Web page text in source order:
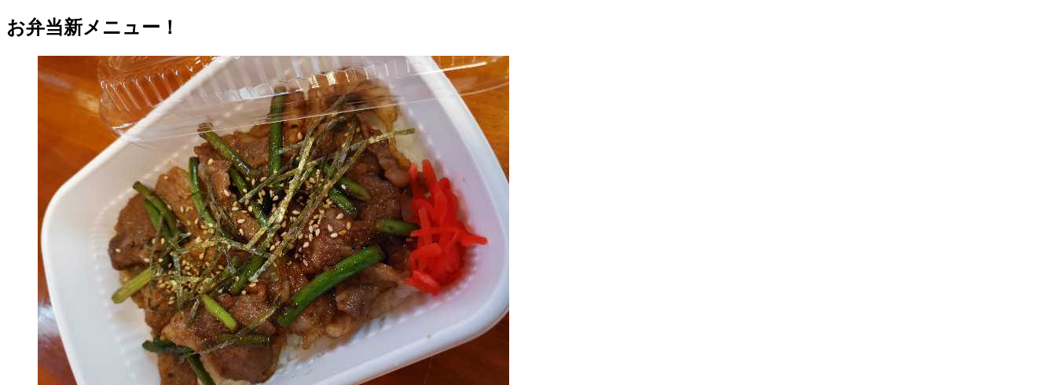
お弁当新メニュー！